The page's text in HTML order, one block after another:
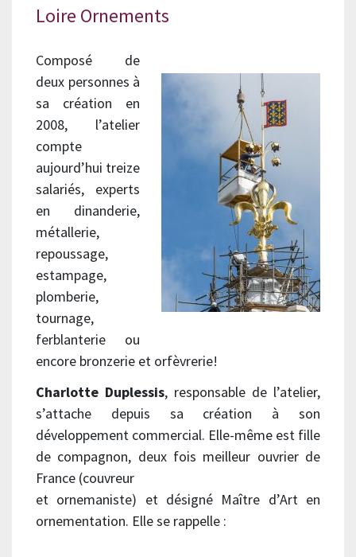
Loire Ornements
Composé de
deux personnes à
sa création en
2008, l’atelier
compte
aujourd’hui treize
salariés, experts
en dinanderie,
métallerie,
repoussage,
estampage,
plomberie,
tournage,
ferblanterie ou
encore bronzerie et orfèvrerie!
Charlotte Duplessis, responsable de l’atelier,
s’attache depuis sa création à son
développement commercial. Elle-même est fille
de compagnon, deux fois meilleur ouvrier de
France (couvreur
et ornemaniste) et désigné Maître d’Art en
ornementation. Elle se rappelle :